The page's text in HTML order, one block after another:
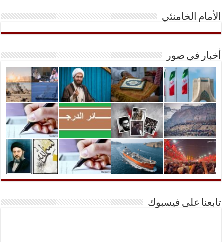
الأمام الخامنئي
أخبار في صور
تابعنا على فيسبوك